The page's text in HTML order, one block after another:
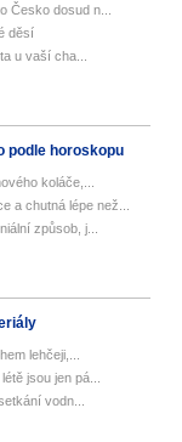
Česko dosud n...
děsí
u vaší cha...
podle horoskopu
koláče,...
a chutná lépe než...
způsob, j...
lehčeji,...
jsou jen pá...
vodn...